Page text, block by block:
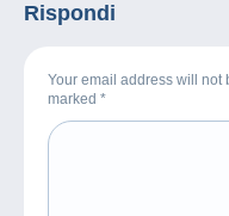
Rispondi
Your email address will not
marked *